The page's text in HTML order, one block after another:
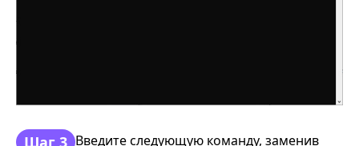
Шаг 3 Введите следующую команду, заменив